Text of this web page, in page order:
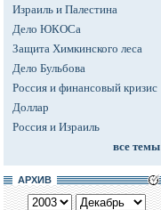
Израиль и Палестина
Дело ЮКОСа
Защита Химкинского леса
Дело Бульбова
Россия и финансовый кризис
Доллар
Россия и Израиль
все темы
АРХИВ